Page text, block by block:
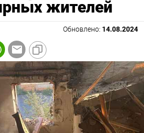
жителей
Обновлено: 14.08.2024